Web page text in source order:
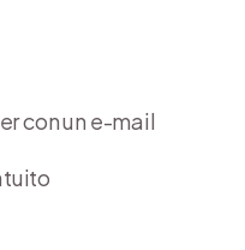
con un e-mail